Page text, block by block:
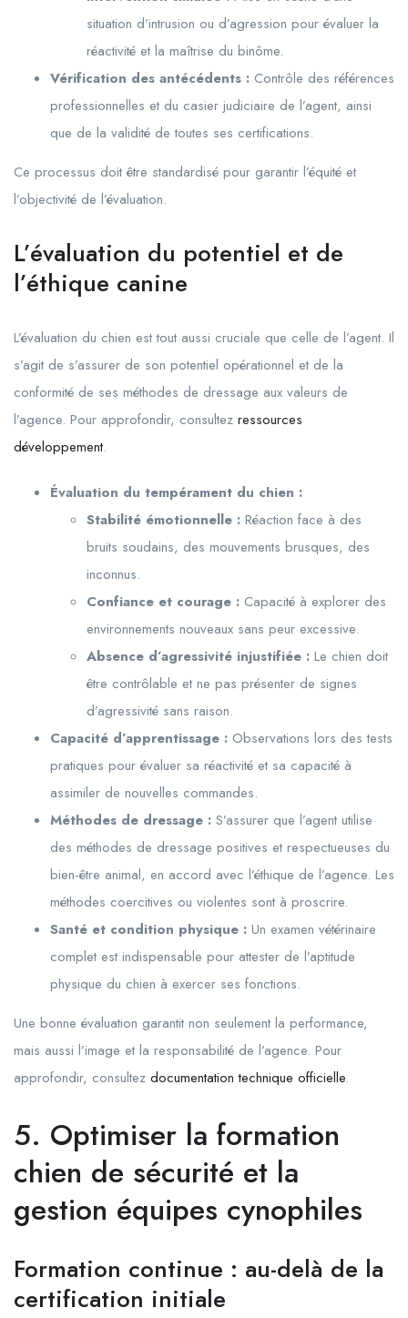
situation d’intrusion ou d’agression pour évaluer la
réactivité et la maîtrise du binôme.
Vérification des antécédents : Contrôle des références
professionnelles et du casier judiciaire de l’agent, ainsi
que de la validité de toutes ses certifications.
Ce processus doit être standardisé pour garantir l’équité et
l’objectivité de l’évaluation.
L’évaluation du potentiel et de
l’éthique canine
L’évaluation du chien est tout aussi cruciale que celle de l’agent. Il
s’agit de s’assurer de son potentiel opérationnel et de la
conformité de ses méthodes de dressage aux valeurs de
l’agence. Pour approfondir, consultez ressources
développement.
Évaluation du tempérament du chien :
Stabilité émotionnelle : Réaction face à des
bruits soudains, des mouvements brusques, des
inconnus.
Confiance et courage : Capacité à explorer des
environnements nouveaux sans peur excessive.
Absence d’agressivité injustifiée : Le chien doit
être contrôlable et ne pas présenter de signes
d’agressivité sans raison.
Capacité d’apprentissage : Observations lors des tests
pratiques pour évaluer sa réactivité et sa capacité à
assimiler de nouvelles commandes.
Méthodes de dressage : S’assurer que l’agent utilise
des méthodes de dressage positives et respectueuses du
bien-être animal, en accord avec l’éthique de l’agence. Les
méthodes coercitives ou violentes sont à proscrire.
Santé et condition physique : Un examen vétérinaire
complet est indispensable pour attester de l’aptitude
physique du chien à exercer ses fonctions.
Une bonne évaluation garantit non seulement la performance,
mais aussi l’image et la responsabilité de l’agence. Pour
approfondir, consultez documentation technique officielle.
5. Optimiser la formation
chien de sécurité et la
gestion équipes cynophiles
Formation continue : au-delà de la
certification initiale